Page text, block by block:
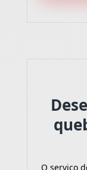
O serviço